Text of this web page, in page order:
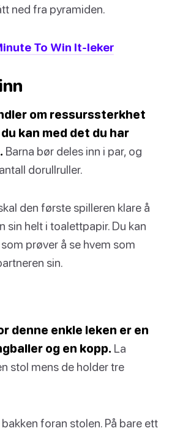
ned fra pyramiden.
To Win It-leker
om ressurssterkhet
kan med det du har
Barna bør deles inn i par, og
dorullruller.
den første spilleren klare å
sin helt i toalettpapir. Du kan
prøver å se hvem som
sin.
denne enkle leken er en
og en kopp. La
stol mens de holder tre
foran stolen. På bare ett